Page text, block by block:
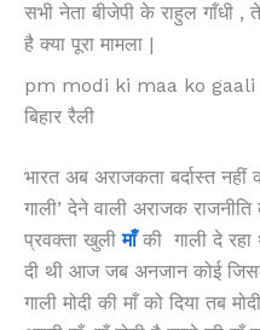
सभी नेता बीजेपी के राहुल गाँधी ,
है क्या पूरा मामला |
pm modi ki maa ko gaali
बिहार रैली
भारत अब अराजकता बर्दास्त नहीं
गाली’ देने वाली अराजक
प्रवक्ता खुलीमाँकी गाली दे रहा
दी थी आज जब अनजान कोई
गाली मोदी की माँ को दिया तब